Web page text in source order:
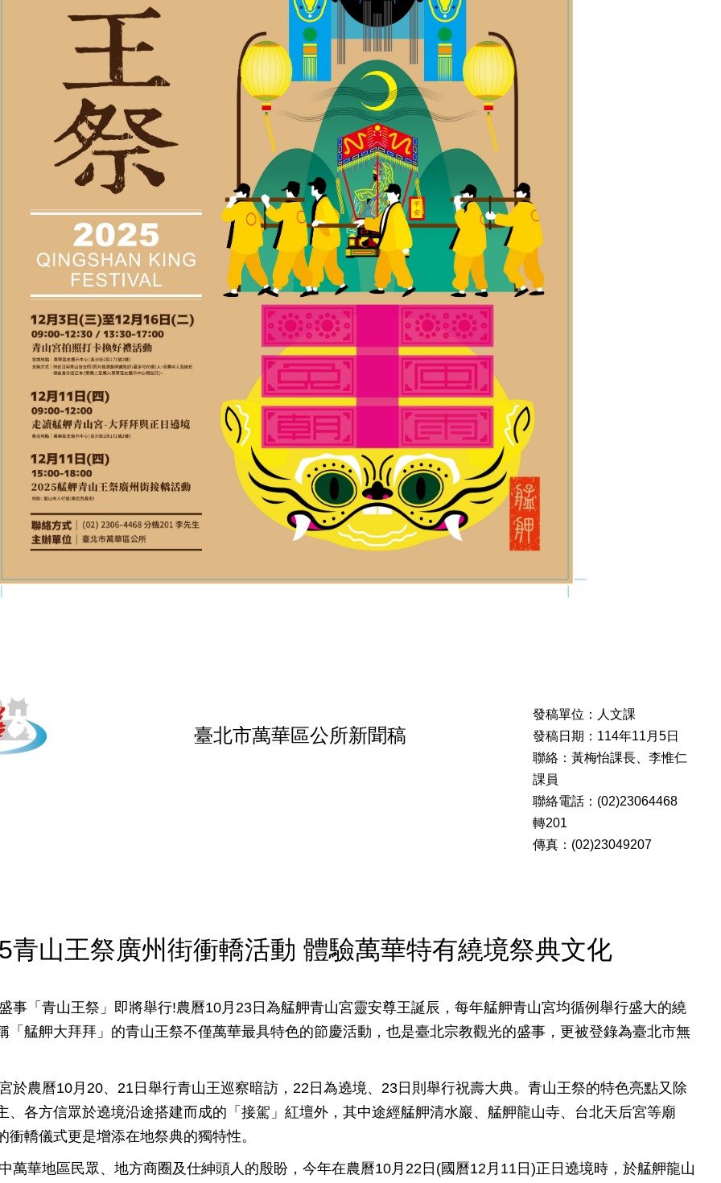
臺北市萬華區公所新聞稿
發稿單位：人文課
發稿日期：114年11月5日
聯絡：黃梅怡課長、李惟仁
課員
聯絡電話：(02)23064468
轉201
傳真：(02)23049207
青山王祭廣州街衝轎活動 體驗萬華特有繞境祭典文化
青山王祭」即將舉行!農曆10月23日為艋舺青山宮靈安尊王誕辰，每年艋舺青山宮均循例舉行盛大的繞
「艋舺大拜拜」的青山王祭不僅萬華最具特色的節慶活動，也是臺北宗教觀光的盛事，更被登錄為臺北市無
曆10月20、21日舉行青山王巡察暗訪，22日為遶境、23日則舉行祝壽大典。青山王祭的特色亮點又除
、各方信眾於遶境沿途搭建而成的「接駕」紅壇外，其中途經艋舺清水巖、艋舺龍山寺、台北天后宮等廟
衝轎儀式更是增添在地祭典的獨特性。
地區民眾、地方商圈及仕紳頭人的殷盼，今年在農曆10月22日(國曆12月11日)正日遶境時，於艋舺龍山